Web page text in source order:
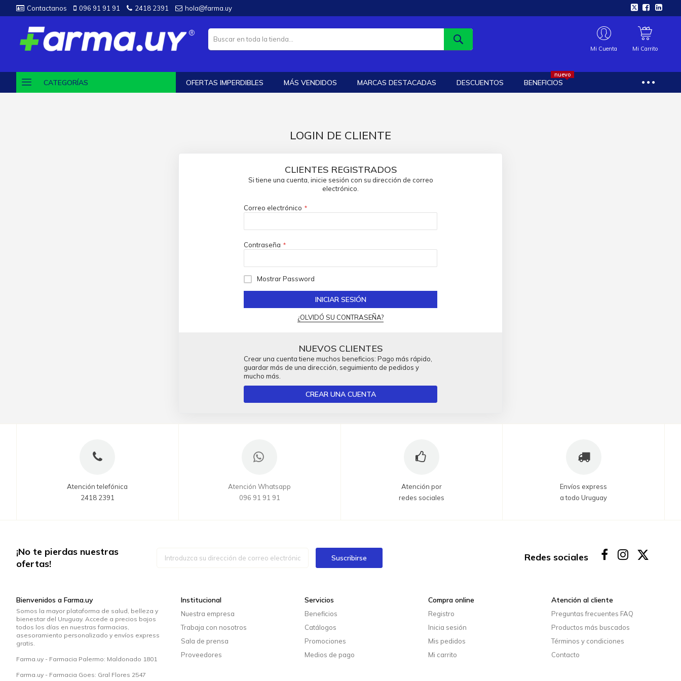
Contactanos 096 91 91 91 2418 2391 hola@farma.uy
Mi Cuenta Mi Carrito
CATEGORÍAS OFERTAS IMPERDIBLES MÁS VENDIDOS MARCAS DESTACADAS DESCUENTOS BENEFICIOS
nuevo
LOGIN DE CLIENTE
CLIENTES REGISTRADOS
Si tiene una cuenta, inicie sesión con su dirección de correo
electrónico.
Correo electrónico
Contraseña
Mostrar Password
INICIAR SESIÓN
¿OLVIDÓ SU CONTRASEÑA?
NUEVOS CLIENTES
Crear una cuenta tiene muchos beneficios: Pago más rápido,
guardar más de una dirección, seguimiento de pedidos y
mucho más.
CREAR UNA CUENTA
Atención telefónica
2418 2391
Atención Whatsapp
096 91 91 91
Atención por
redes sociales
Envíos express
a todo Uruguay
¡No te pierdas nuestras
ofertas!
Suscribirse Redes sociales
Bienvenidos a Farma.uy
Somos la mayor plataforma de salud, belleza y
bienestar del Uruguay. Accede a precios bajos
todos los días en nuestras farmacias,
asesoramiento personalizado y envíos express
gratis.
Farma.uy - Farmacia Palermo: Maldonado 1801
Farma.uy - Farmacia Goes: Gral Flores 2547
Institucional
Nuestra empresa
Trabaja con nosotros
Sala de prensa
Proveedores
Servicios
Beneficios
Catálogos
Promociones
Medios de pago
Compra online
Registro
Inicia sesión
Mis pedidos
Mi carrito
Atención al cliente
Preguntas frecuentes FAQ
Productos más buscados
Términos y condiciones
Contacto